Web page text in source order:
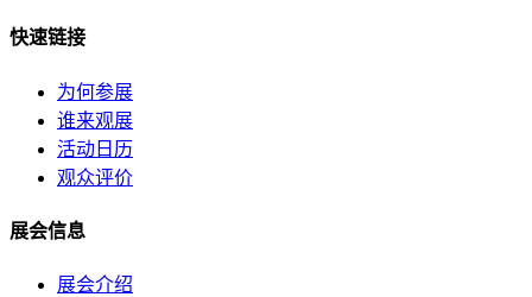
快速链接
为何参展
谁来观展
活动日历
观众评价
展会信息
展会介绍